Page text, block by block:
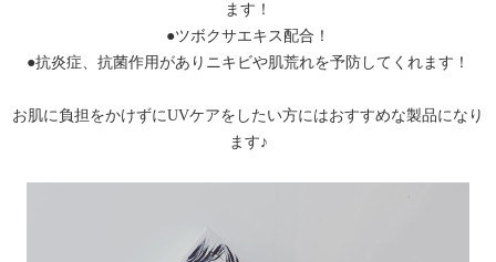
ます！
●ツボクサエキス配合！
●抗炎症、抗菌作用がありニキビや肌荒れを予防してくれます！
お肌に負担をかけずにUVケアをしたい方にはおすすめな製品になり
ます♪